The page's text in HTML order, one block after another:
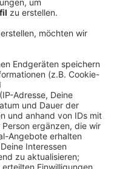
schon wieder vor der
Tatort. Er soll
laufen
wird dann
auf dem
Münster-